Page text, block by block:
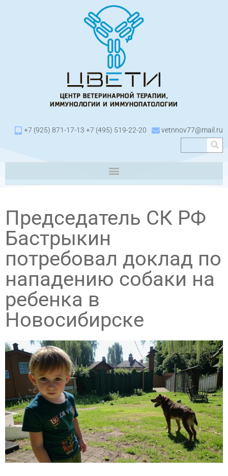
+7 (925) 871-17-13 +7 (495) 519-22-20 vetnnov77@mail.ru
Председатель СК РФ
Бастрыкин
потребовал доклад по
нападению собаки на
ребенка в
Новосибирске